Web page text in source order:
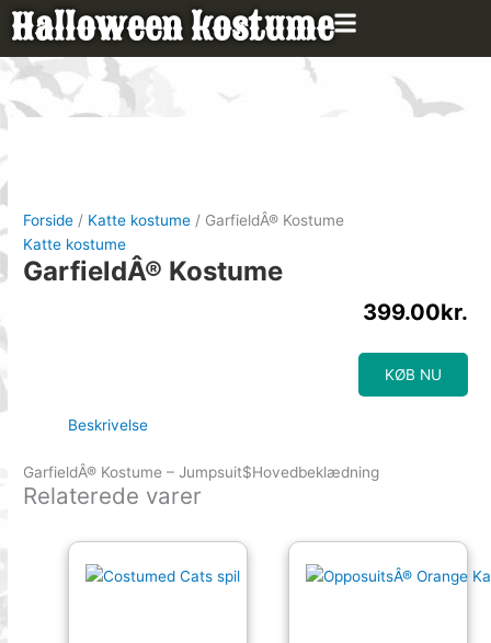
Gå
indholdet
Halloween kostume
Forside / Katte kostume / GarfieldÂ® Kostume
Katte kostume
GarfieldÂ® Kostume
399.00kr.
KØB NU
Beskrivelse
GarfieldÂ® Kostume – Jumpsuit$Hovedbeklædning
Relaterede varer